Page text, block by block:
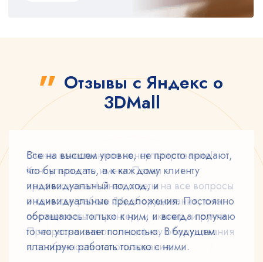
Отзывы с Яндекс о
3DMall
Все на высшем уровне, не просто продают,
что бы продать, а к каждому клиенту
индивидуальный подход, и
индивидуальные предложения. Постоянно
обращаюсь только к ним, и всегда получаю
то что устраивает полностью. В будущем
планирую работать только с ними.